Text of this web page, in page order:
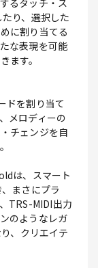
るタッチ・ス
り、選択した
に割り当てる
な表現を可能
ます。
ドを割り当て
メロディーの
チェンジを自
は、スマート
まさにプラ
TRS-MIDI出力
のようなレガ
、クリエイテ